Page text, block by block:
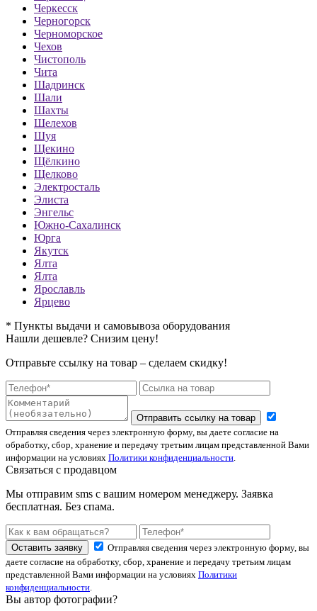
Черкесск
Черногорск
Черноморское
Чехов
Чистополь
Чита
Шадринск
Шали
Шахты
Шелехов
Шуя
Щекино
Щёлкино
Щелково
Электросталь
Элиста
Энгельс
Южно-Сахалинск
Юрга
Якутск
Ялта
Ялта
Ярославль
Ярцево
* Пункты выдачи и самовывоза оборудования
Нашли дешевле? Снизим цену!
Отправьте ссылку на товар – сделаем скидку!
Отправить ссылку на товар
Отправляя сведения через электронную форму, вы даете согласие на
обработку, сбор, хранение и передачу третьим лицам представленной Вами
информации на условиях Политики конфиденциальности.
Связаться с продавцом
Мы отправим sms с вашим номером менеджеру. Заявка
бесплатная. Без спама.
Оставить заявку
Отправляя сведения через электронную форму, вы
даете согласие на обработку, сбор, хранение и передачу третьим лицам
представленной Вами информации на условиях Политики
конфиденциальности.
Вы автор фотографии?